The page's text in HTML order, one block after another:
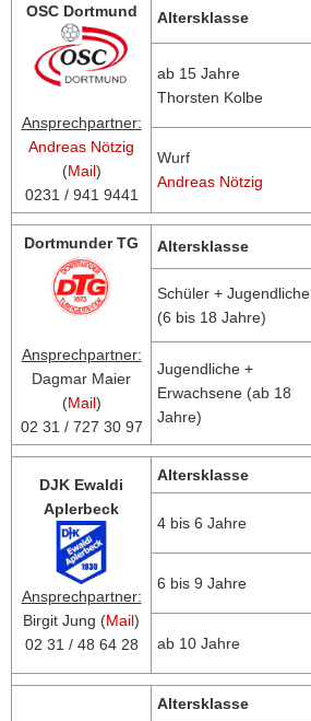
OSC Dortmund
Ansprechpartner:
Andreas Nötzig
(Mail)
0231 / 941 9441
Altersklasse
ab 15 Jahre
Thorsten Kolbe
Wurf
Andreas Nötzig
Dortmunder TG
Ansprechpartner:
Dagmar Maier
(Mail)
02 31 / 727 30 97
Altersklasse
Schüler + Jugendliche
(6 bis 18 Jahre)
Jugendliche +
Erwachsene (ab 18
Jahre)
DJK Ewaldi
Aplerbeck
Ansprechpartner:
Birgit Jung (Mail)
02 31 / 48 64 28
Altersklasse
4 bis 6 Jahre
6 bis 9 Jahre
ab 10 Jahre
Altersklasse